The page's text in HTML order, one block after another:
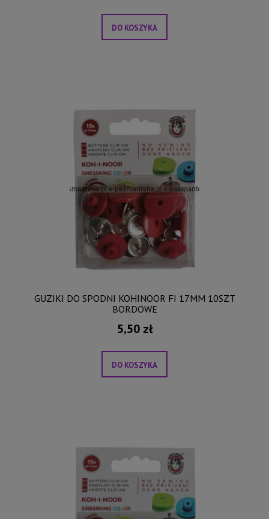
DO KOSZYKA
GUZIKI DO SPODNI KOHINOOR FI 17MM 10SZT
BORDOWE
5,50 zł
DO KOSZYKA